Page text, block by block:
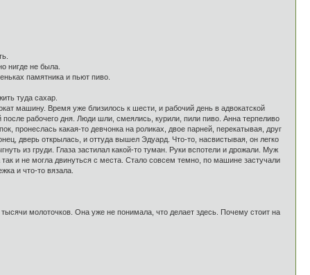
нигде не была.
памятника и пьют пиво.
туда сахар.
машину. Время уже близилось к шести, и рабочий день в адвокатской
рабочего дня. Люди шли, смеялись, курили, пили пиво. Анна терпеливо
пронеслась какая-то девчонка на роликах, двое парней, перекатывая, друг
дверь открылась, и оттуда вышел Эдуард. Что-то, насвистывая, он легко
из груди. Глаза застилал какой-то туман. Руки вспотели и дрожали. Муж
и не могла двинуться с места. Стало совсем темно, по машине застучали
и что-то вязала.
молоточков. Она уже не понимала, что делает здесь. Почему стоит на